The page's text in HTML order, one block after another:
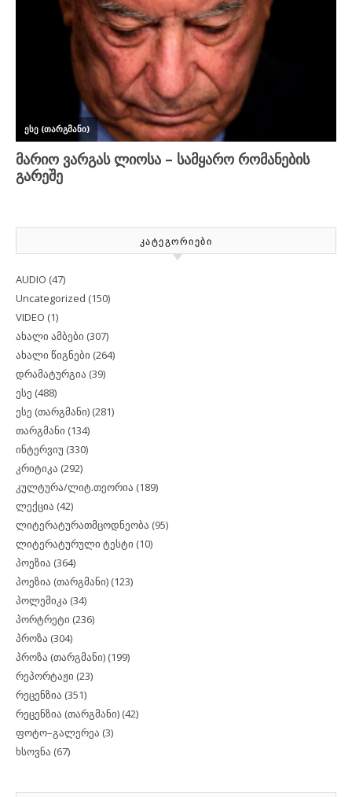
ᲙᲐᲢᲔᲒᲝᲠᲘᲔᲑᲘ
AUDIO (47)
Uncategorized (150)
VIDEO (1)
ახალი ამბები (307)
ახალი წიგნები (264)
დრამატურგია (39)
ესე (488)
ესე (თარგმანი) (281)
თარგმანი (134)
ინტერვიუ (330)
კრიტიკა (292)
კულტურა/ლიტ.თეორია (189)
ლექცია (42)
ლიტერატურათმცოდნეობა (95)
ლიტერატურული ტესტი (10)
პოეზია (364)
პოეზია (თარგმანი) (123)
პოლემიკა (34)
პორტრეტი (236)
პროზა (304)
პროზა (თარგმანი) (199)
რეპორტაჟი (23)
რეცენზია (351)
რეცენზია (თარგმანი) (42)
ფოტო–გალერეა (3)
ხსოვნა (67)